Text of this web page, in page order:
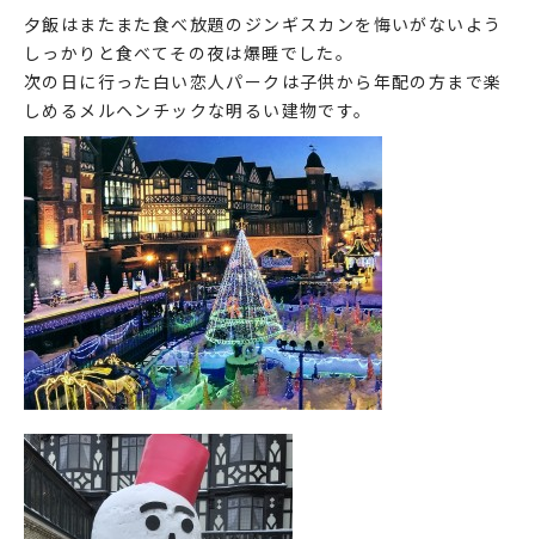
夕飯はまたまた食べ放題のジンギスカンを悔いがないよう
しっかりと食べてその夜は爆睡でした。
次の日に行った白い恋人パークは子供から年配の方まで楽
しめるメルヘンチックな明るい建物です。